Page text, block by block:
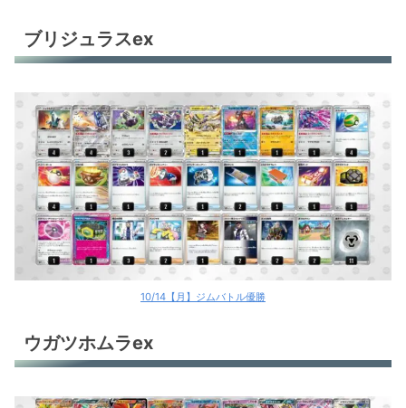
ブリジュラスex
10/14【月】ジムバトル優勝
ウガツホムラex